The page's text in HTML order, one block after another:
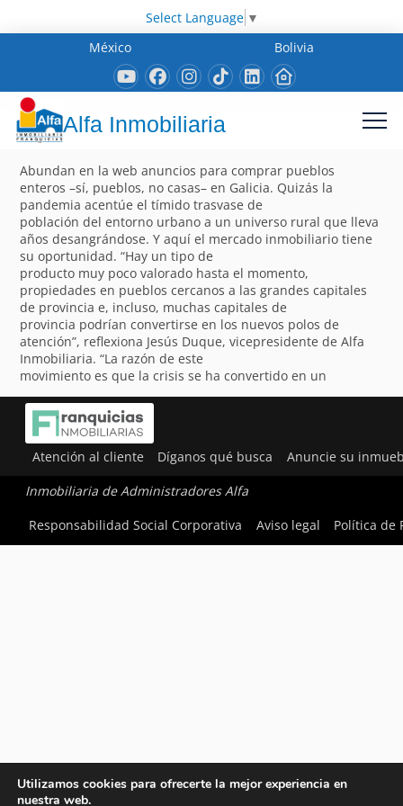
Select Language ▼
México
Bolivia
Alfa Inmobiliaria
Abundan en la web anuncios para comprar pueblos
enteros –sí, pueblos, no casas– en Galicia. Quizás la
pandemia acentúe el tímido trasvase de
población del entorno urbano a un universo rural que lleva
años desangrándose. Y aquí el mercado inmobiliario tiene
su oportunidad. “Hay un tipo de
producto muy poco valorado hasta el momento,
propiedades en pueblos cercanos a las grandes capitales
de provincia e, incluso, muchas capitales de
provincia podrían convertirse en los nuevos polos de
atención”, reflexiona Jesús Duque, vicepresidente de Alfa
Inmobiliaria. “La razón de este
movimiento es que la crisis se ha convertido en un
Atención al cliente Díganos qué busca Anuncie su
Inmobiliaria de Administradores Alfa
Responsabilidad Social Corporativa
Aviso legal Política de
Utilizamos cookies para ofrecerte la mejor experiencia en
nuestra web.